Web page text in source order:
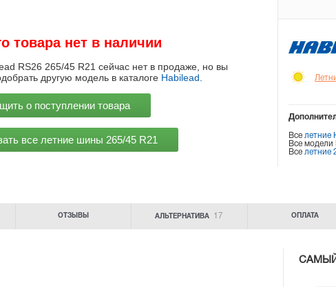
товара нет в наличии
RS26 265/45 R21 сейчас нет в продаже, но вы
другую модель в каталоге Habilead
о поступлении товара
все летние шины 265/45 R21 Все летние
Все модели
Все летние
ОТЗЫВЫ АЛЬТЕРНАТИВА 17 ОПЛАТА